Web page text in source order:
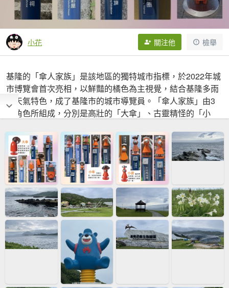
小花 關注他 檢舉
基隆的「傘人家族」是該地區的獨特城市指標，於2022年城
市博覽會首次亮相，以鮮豔的橘色為主視覺，結合基隆多雨
的天氣特色，成了基隆市的城市導覽員。「傘人家族」由3
個角色所組成，分別是高壯的「大傘」、古靈精怪的「小
化站 06:50搭上#1579公車至海科館下車07:30 07:58海科館
站起登 12:36基隆轉運站完登 13:00搭上#1550公車至台北
13:30 里程：16.9K 時間：４時37分 前面三支傘人花了約二
個小時，至第八支已花了三小時，還好後面十支傘人就很快
了。